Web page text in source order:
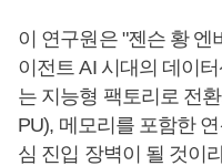
이 연구원은 "젠슨 황 엔
이전트 AI 시대의 데이
는 지능형 팩토리로 전
PU), 메모리를 포함한
심 진입 장벽이 될 것이